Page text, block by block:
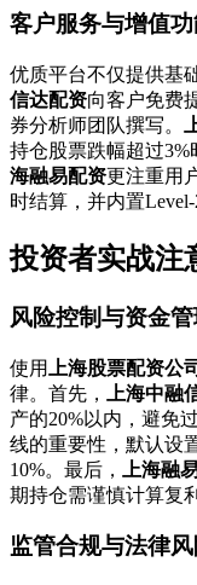
客户服务与增值
优质平台不仅提供基
信达配资向客户免费
券分析师团队撰写。
持仓股票跌幅超过3%
海融易配资更注重用
时结算，并内置Level-
投资者实战注
风险控制与资金管
使用 上海股票配资公司
律。首先，
上海中融
产的20%以内，避免
线的重要性，默认设
10%。最后，
上海融
期持仓需谨慎计算复
监管合规与法律